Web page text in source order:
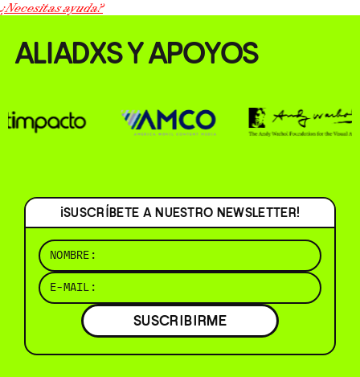
¿Necesitas ayuda?
ALIADXS Y APOYOS
¡SUSCRÍBETE A NUESTRO NEWSLETTER!
SUSCRIBIRME